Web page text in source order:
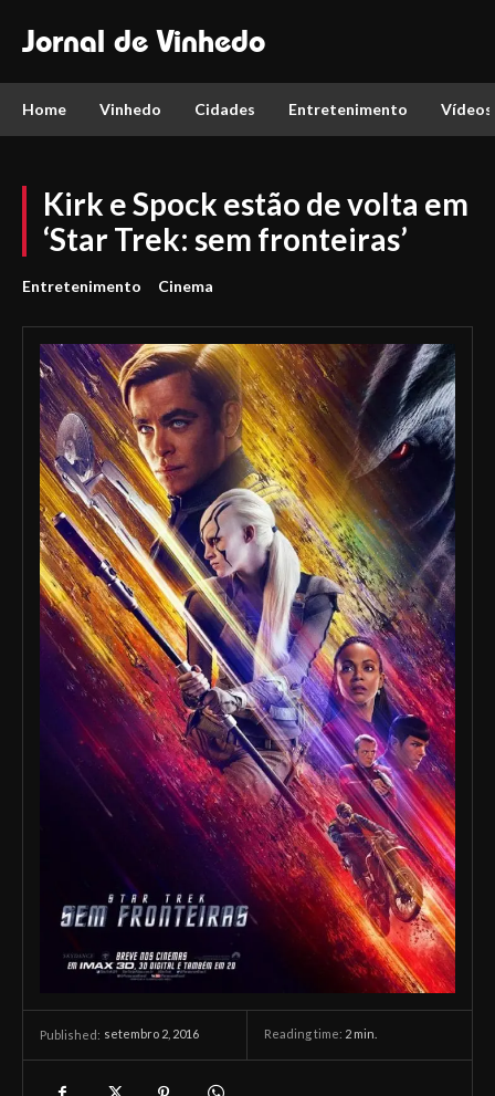
Jornal de Vinhedo
Home Vinhedo Cidades Entretenimento Vídeos
Kirk e Spock estão de volta em
‘Star Trek: sem fronteiras’
Entretenimento Cinema
Published: setembro 2, 2016 Reading time: 2 min.